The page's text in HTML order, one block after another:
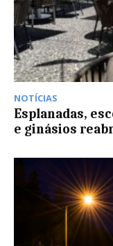
NOTÍCIAS
Esplanadas,
e ginásios